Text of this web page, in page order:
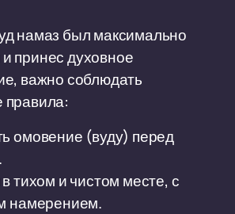
намаз был максимально
принес духовное
важно соблюдать
омовение (вуду) перед
тихом и чистом месте, с
намерением.